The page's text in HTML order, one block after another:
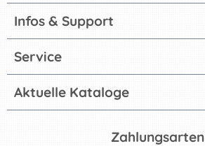
Aktuelle Kataloge
Infos & Support
Service
Zahlungsarten